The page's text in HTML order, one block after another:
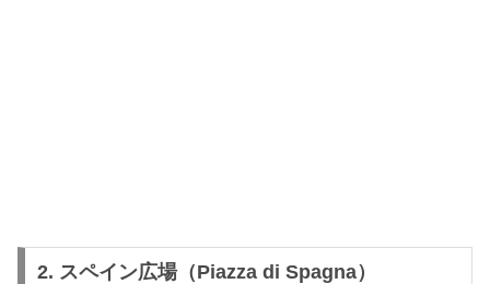
2. スペイン広場（Piazza di Spagna）